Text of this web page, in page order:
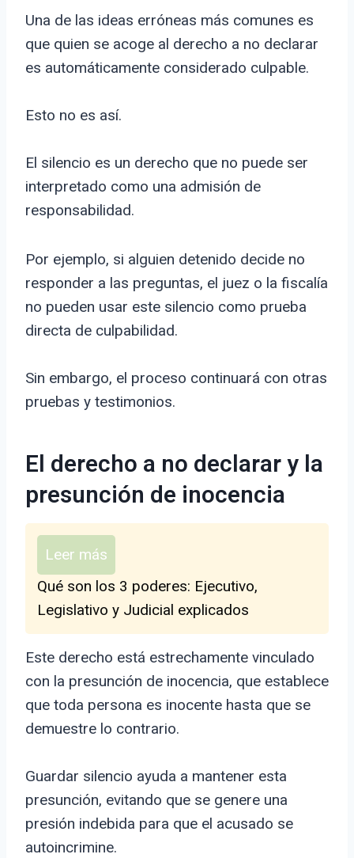
Una de las ideas erróneas más comunes es
que quien se acoge al derecho a no declarar
es automáticamente considerado culpable.
Esto no es así.
El silencio es un derecho que no puede ser
interpretado como una admisión de
responsabilidad.
Por ejemplo, si alguien detenido decide no
responder a las preguntas, el juez o la fiscalía
no pueden usar este silencio como prueba
directa de culpabilidad.
Sin embargo, el proceso continuará con otras
pruebas y testimonios.
El derecho a no declarar y la
presunción de inocencia
Leer más
Qué son los 3 poderes: Ejecutivo,
Legislativo y Judicial explicados
Este derecho está estrechamente vinculado
con la presunción de inocencia, que establece
que toda persona es inocente hasta que se
demuestre lo contrario.
Guardar silencio ayuda a mantener esta
presunción, evitando que se genere una
presión indebida para que el acusado se
autoincrimine.